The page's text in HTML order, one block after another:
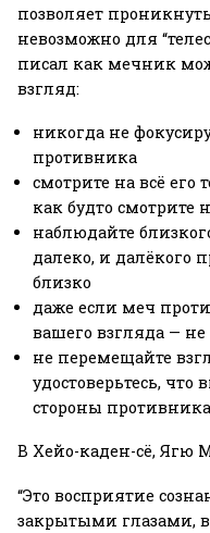
позволяет
невозможно для
писал как мечник
взгляд:
никогда не
противника
смотрите на всё его
как будто смотрите
наблюдайте
далеко, и далёкого
близко
даже если меч
вашего взгляда — не
не перемещайте
удостоверьтесь,
стороны противника
В Хейо-каден-сё, Ягю
“Это восприятие
закрытыми глазами,